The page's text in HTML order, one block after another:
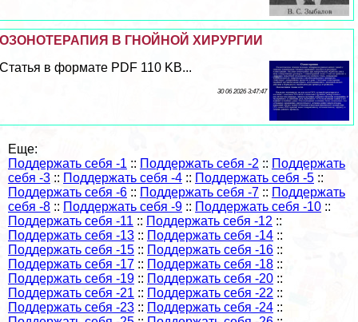
ОЗОНОТЕРАПИЯ В ГНОЙНОЙ ХИРУРГИИ
Статья в формате PDF 110 KB...
30 06 2026 3:47:47
Еще:
Поддержать себя -1 :: Поддержать себя -2 :: Поддержать
себя -3 :: Поддержать себя -4 :: Поддержать себя -5 ::
Поддержать себя -6 :: Поддержать себя -7 :: Поддержать
себя -8 :: Поддержать себя -9 :: Поддержать себя -10 ::
Поддержать себя -11 :: Поддержать себя -12 ::
Поддержать себя -13 :: Поддержать себя -14 ::
Поддержать себя -15 :: Поддержать себя -16 ::
Поддержать себя -17 :: Поддержать себя -18 ::
Поддержать себя -19 :: Поддержать себя -20 ::
Поддержать себя -21 :: Поддержать себя -22 ::
Поддержать себя -23 :: Поддержать себя -24 ::